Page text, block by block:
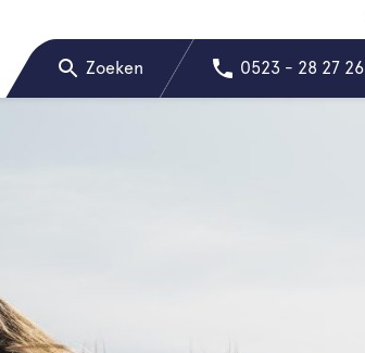
Zoeken 0523 - 28 27 26